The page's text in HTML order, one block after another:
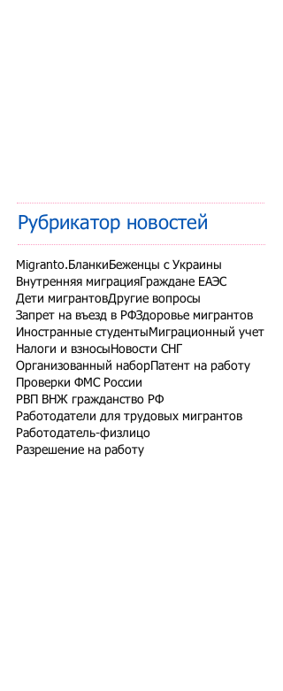
Рубрикатор новостей
Migranto.Бланки Беженцы с Украины
Внутренняя миграцияГраждане ЕАЭС
Дети мигрантовДругие вопросы
Запрет на въезд в РФЗдоровье мигрантов
Иностранные студенты Миграционный учет
Налоги и взносы Новости СНГ
Организованный наборПатент на работу
Проверки ФМС России
РВП ВНЖ гражданство РФ
Работодатели для трудовых мигрантов
Работодатель-физлицо
Разрешение на работу